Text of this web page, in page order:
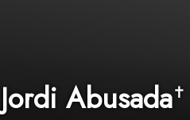
Jordi Abusada✝